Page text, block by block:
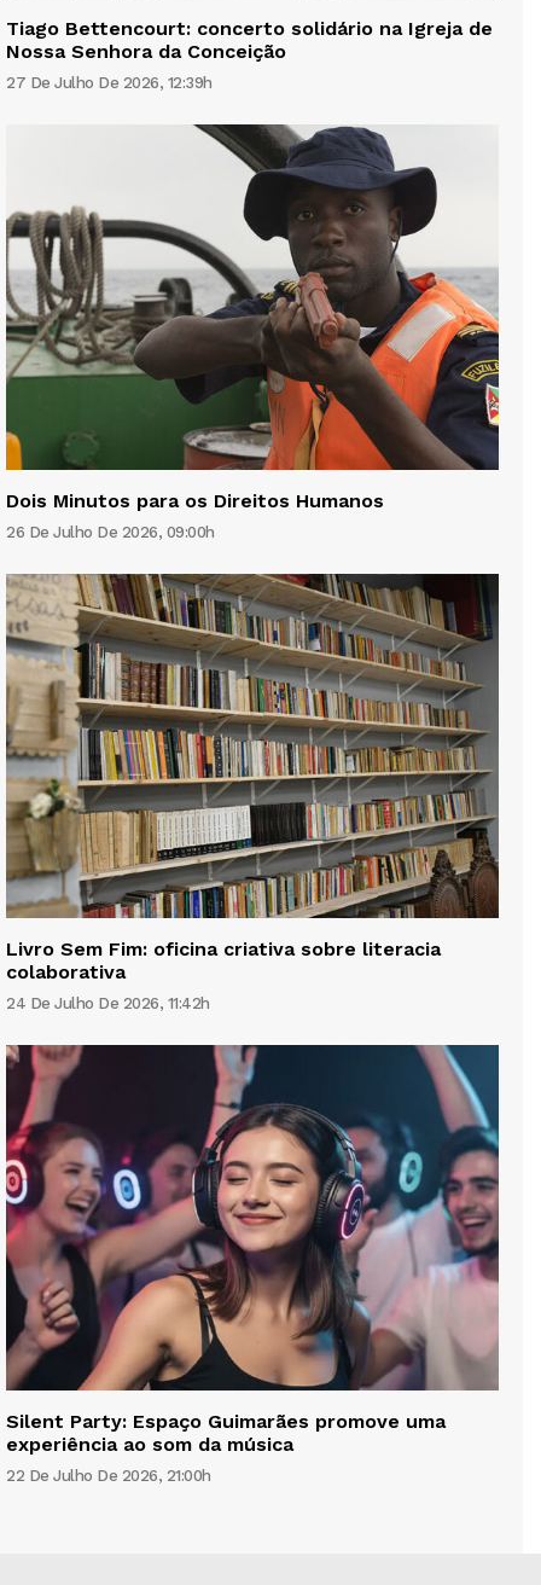
Tiago Bettencourt: concerto solidário na Igreja de
Nossa Senhora da Conceição
27 De Julho De 2026, 12:39h
Dois Minutos para os Direitos Humanos
26 De Julho De 2026, 09:00h
Livro Sem Fim: oficina criativa sobre literacia
colaborativa
24 De Julho De 2026, 11:42h
Silent Party: Espaço Guimarães promove uma
experiência ao som da música
22 De Julho De 2026, 21:00h